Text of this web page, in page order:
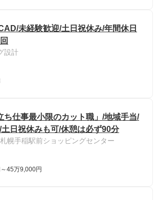
未経験歓迎/土日祝休み/年間休日
設計
ち仕事最小限のカット職」/地域手当/
日祝休みも可/休憩は必ず90分
幌手稲駅前ショッピングセンター
45万9,000円